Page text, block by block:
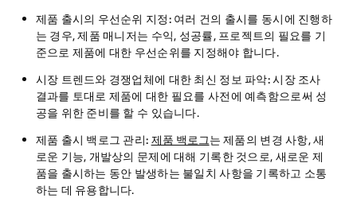
제품 출시의 우선순위 지정: 여러 건의 출시를 동시에 진행하
는 경우, 제품 매니저는 수익, 성공률, 프로젝트의 필요를 기
준으로 제품에 대한 우선순위를 지정해야 합니다.
시장 트렌드와 경쟁업체에 대한 최신 정보 파악:시장 조사
결과를 토대로 제품에 대한 필요를 사전에 예측함으로써 성
공을 위한 준비를 할 수 있습니다.
제품 출시 백로그 관리: 제품 백로그는 제품의 변경 사항, 새
로운 기능, 개발상의 문제에 대해 기록한 것으로, 새로운 제
품을 출시하는 동안 발생하는 불일치 사항을 기록하고 소통
하는 데 유용합니다.